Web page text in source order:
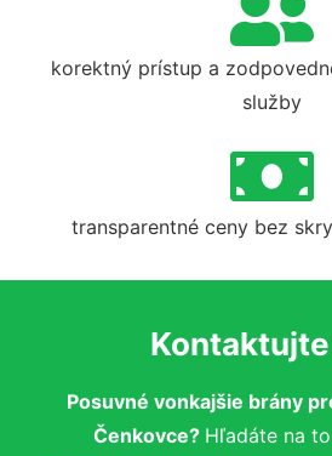
korektný prístup a
služby
transparentné ceny bez
Posuvné vonkajšie brány
Čenkovce? Hľadáte na